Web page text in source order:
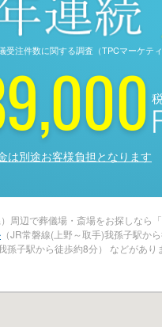
注件数に関する調査（TPCマーケテ
は別途お客様負担となります
周辺で葬儀場・斎場をお探しなら
（JR常磐線(上野～取手)我孫子駅か
孫子駅から徒歩約8分） などがあり